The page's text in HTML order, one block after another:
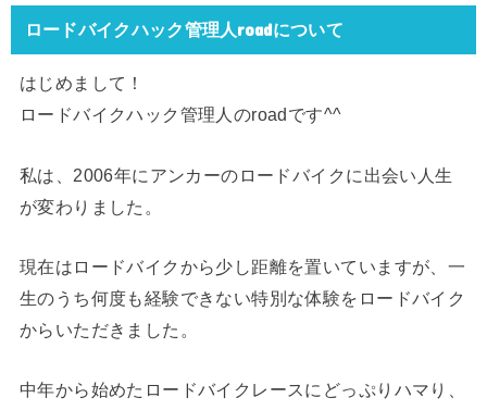
ロードバイクハック管理人roadについて
はじめまして！
ロードバイクハック管理人のroadです^^
私は、2006年にアンカーのロードバイクに出会い人生
が変わりました。
現在はロードバイクから少し距離を置いていますが、一
生のうち何度も経験できない特別な体験をロードバイク
からいただきました。
中年から始めたロードバイクレースにどっぷりハマり、